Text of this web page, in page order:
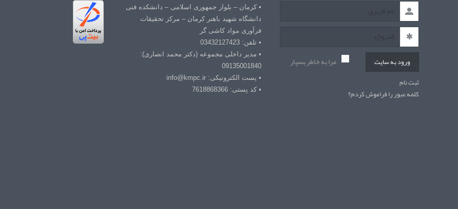
ورود به سایت مرا به خاطر بسپار
ثبت نام
کلمه عبور را فراموش کردم؟
• کرمان – بلوار جمهوری اسلامی – دانشکده فنی
دانشگاه شهید باهنر کرمان – مرکز تحقیقات
فرآوری مواد کاشی گر
• تلفن: 03432127423
• مدیر داخلی مجموعه (دکتر محمد انصاری):
09135001840
• پست الکترونیکی: info@kmpc.ir
• کد پستی: 7618868366